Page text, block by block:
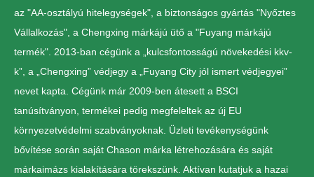
az "AA-osztályú hitelegységek", a biztonságos gyártás "Nyőztes
Vállalkozás", a Chengxing márkájú ütő a "Fuyang márkájú
termék". 2013-ban cégünk a „kulcsfontosságú növekedési kkv-
k”, a „Chengxing” védjegy a „Fuyang City jól ismert védjegyei”
nevet kapta. Cégünk már 2009-ben átesett a BSCI
tanúsítványon, termékei pedig megfeleltek az új EU
környezetvédelmi szabványoknak. Üzleti tevékenységünk
bővítése során saját Chason márka létrehozására és saját
márkaimázs kialakítására törekszünk. Aktívan kutatjuk a hazai